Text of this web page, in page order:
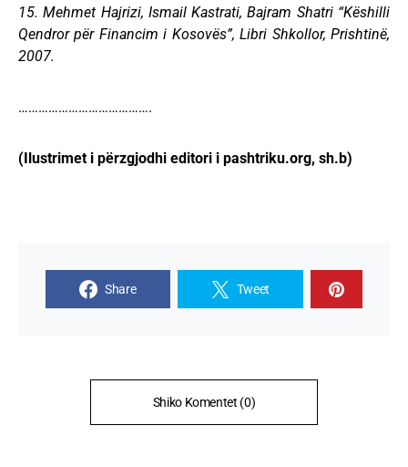
15. Mehmet Hajrizi, Ismail Kastrati, Bajram Shatri “Këshilli
Qendror për Financim i Kosovës”, Libri Shkollor, Prishtinë,
2007.
………………………………….
(Ilustrimet i përzgjodhi editori i pashtriku.org, sh.b)
Share Tweet
Shiko Komentet (0)